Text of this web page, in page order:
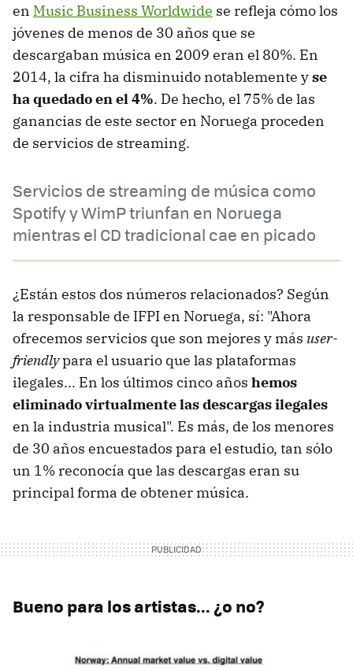
en Music Business Worldwide se refleja cómo los
jóvenes de menos de 30 años que se
descargaban música en 2009 eran el 80%. En
2014, la cifra ha disminuido notablemente yse
ha quedado en el 4%. De hecho, el 75% de las
ganancias de este sector en Noruega proceden
de servicios de streaming.
Servicios de streaming de música como
Spotify y WimP triunfan en Noruega
mientras el CD tradicional cae en picado
¿Están estos dos números relacionados? Según
la responsable de IFPI en Noruega, sí: "Ahora
ofrecemos servicios que son mejores y más user-
friendlypara el usuario que las plataformas
ilegales... En los últimos cinco años hemos
eliminado virtualmente las descargas ilegales
en la industria musical". Es más, de los menores
de 30 años encuestados para el estudio, tan sólo
un 1% reconocía que las descargas eran su
principal forma de obtener música.
Bueno para los artistas... ¿o no?